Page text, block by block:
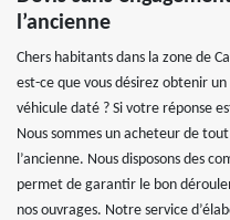
l’ancienne
Chers habitants dans la zone de
est-ce que vous désirez obtenir
véhicule daté ? Si votre réponse
Nous sommes un acheteur de
l’ancienne. Nous disposons des
permet de garantir le bon
nos ouvrages. Notre service